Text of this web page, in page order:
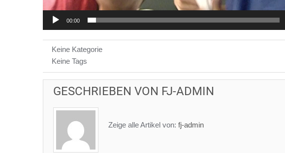
00:00
Keine Kategorie
Keine Tags
GESCHRIEBEN VON FJ-ADMIN
Zeige alle Artikel von: fj-admin